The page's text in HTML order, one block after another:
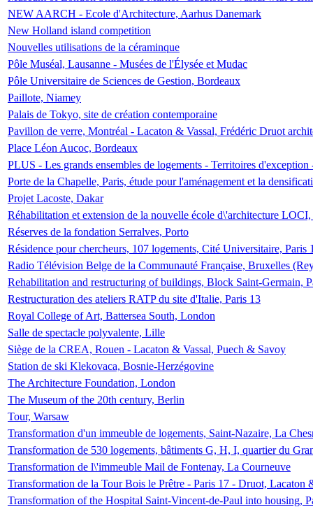
NEW AARCH - Ecole d'Architecture, Aarhus Danemark
New Holland island competition
Nouvelles utilisations de la céraminque
Pôle Muséal, Lausanne - Musées de l'Élysée et Mudac
Pôle Universitaire de Sciences de Gestion, Bordeaux
Paillote, Niamey
Palais de Tokyo, site de création contemporaine
Pavillon de verre, Montréal - Lacaton & Vassal, Frédéric Druot
Place Léon Aucoc, Bordeaux
PLUS - Les grands ensembles de logements - Territoires
Porte de la Chapelle, Paris, étude pour l'aménagement et la
Projet Lacoste, Dakar
Réhabilitation et extension de la nouvelle école d\'architecture
Réserves de la fondation Serralves, Porto
Résidence pour chercheurs, 107 logements, Cité Universitaire, Paris
Radio Télévision Belge de la Communauté Française, Bruxelles
Rehabilitation and restructuring of buildings, Block Saint-Germain,
Restructuration des ateliers RATP du site d'Italie, Paris 13
Royal College of Art, Battersea South, London
Salle de spectacle polyvalente, Lille
Siège de la CREA, Rouen - Lacaton & Vassal, Puech & Savoy
Station de ski Klekovaca, Bosnie-Herzégovine
The Architecture Foundation, London
The Museum of the 20th century, Berlin
Tour, Warsaw
Transformation d'un immeuble de logements, Saint-Nazaire, La
Transformation de 530 logements, bâtiments G, H, I, quartier du
Transformation de l\'immeuble Mail de Fontenay, La Courneuve
Transformation de la Tour Bois le Prêtre - Paris 17 - Druot, Lacaton
Transformation of the Hospital Saint-Vincent-de-Paul into housing,